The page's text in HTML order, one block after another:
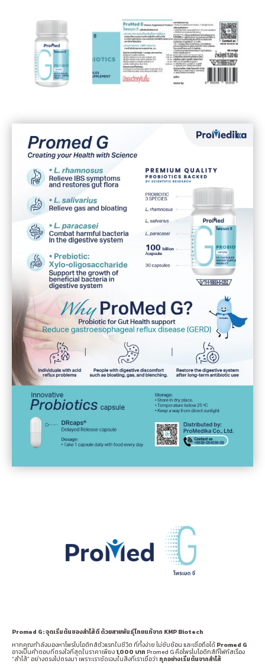
Promed G:จุดเริ่มต้นของลำไส้ดี ด้วยสายพันธุ์ไทยแท้จาก KMP Biotech
หากคุณกำลังมองหาโพรไบโอติกส์ตัวแรกในชีวิต ที่ทั้งง่าย ไม่ซับซ้อน และเชื่อถือได้ Promed G
อาจเป็นคำตอบที่ตรงใจที่สุดในราคาเพียง 1,000 บาท Promed G คือโพรไบโอติกส์ที่โฟกัสเรื่อง
“ลำไส้” อย่างตรงไปตรงมา เพราะเราชัดเจนในสิ่งที่เราเชื่อว่า ทุกอย่างเริ่มต้นจากลำไส้